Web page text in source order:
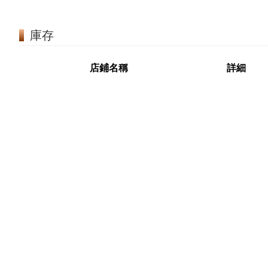
庫存
店鋪名稱 詳細